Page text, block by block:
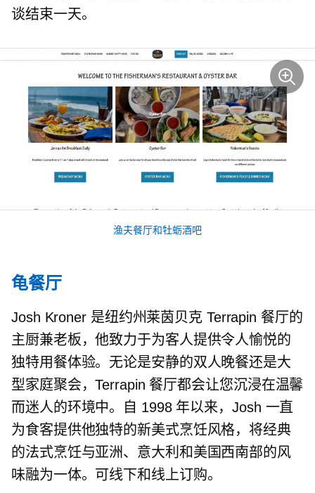
谈结束一天。
渔夫餐厅和牡蛎酒吧
龟餐厅
Josh Kroner 是纽约州莱茵贝克 Terrapin 餐厅的
主厨兼老板，他致力于为客人提供令人愉悦的
独特用餐体验。无论是安静的双人晚餐还是大
型家庭聚会，Terrapin 餐厅都会让您沉浸在温馨
而迷人的环境中。自 1998 年以来，Josh 一直
为食客提供他独特的新美式烹饪风格，将经典
的法式烹饪与亚洲、意大利和美国西南部的风
味融为一体。可线下和线上订购。